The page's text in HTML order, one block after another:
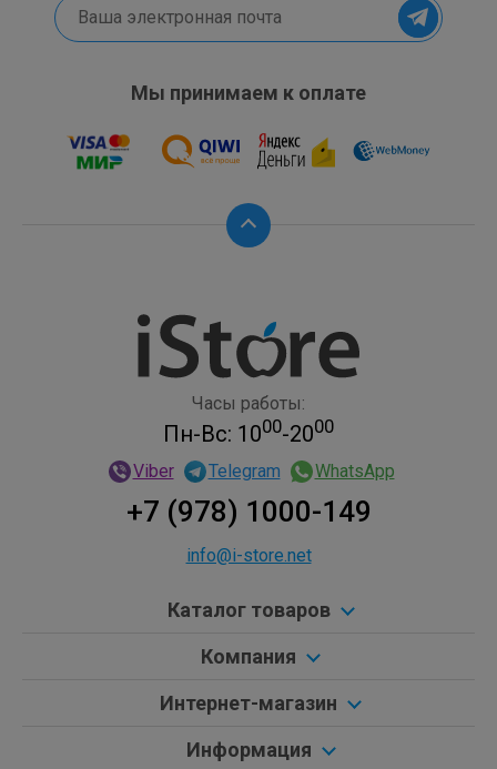
Мы принимаем к оплате
Часы работы:
Пн-Вс: 1000-2000
Viber Telegram WhatsApp
+7 (978) 1000-149
info@i-store.net
Каталог товаров
Компания
Интернет-магазин
Информация